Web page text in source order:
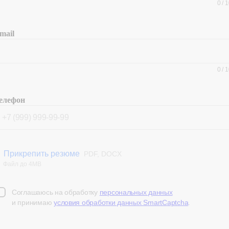
0 /
0 /
Прикрепить резюме
Соглашаюсь на обработку персональных данных
и принимаю условия обработки данных SmartCaptcha